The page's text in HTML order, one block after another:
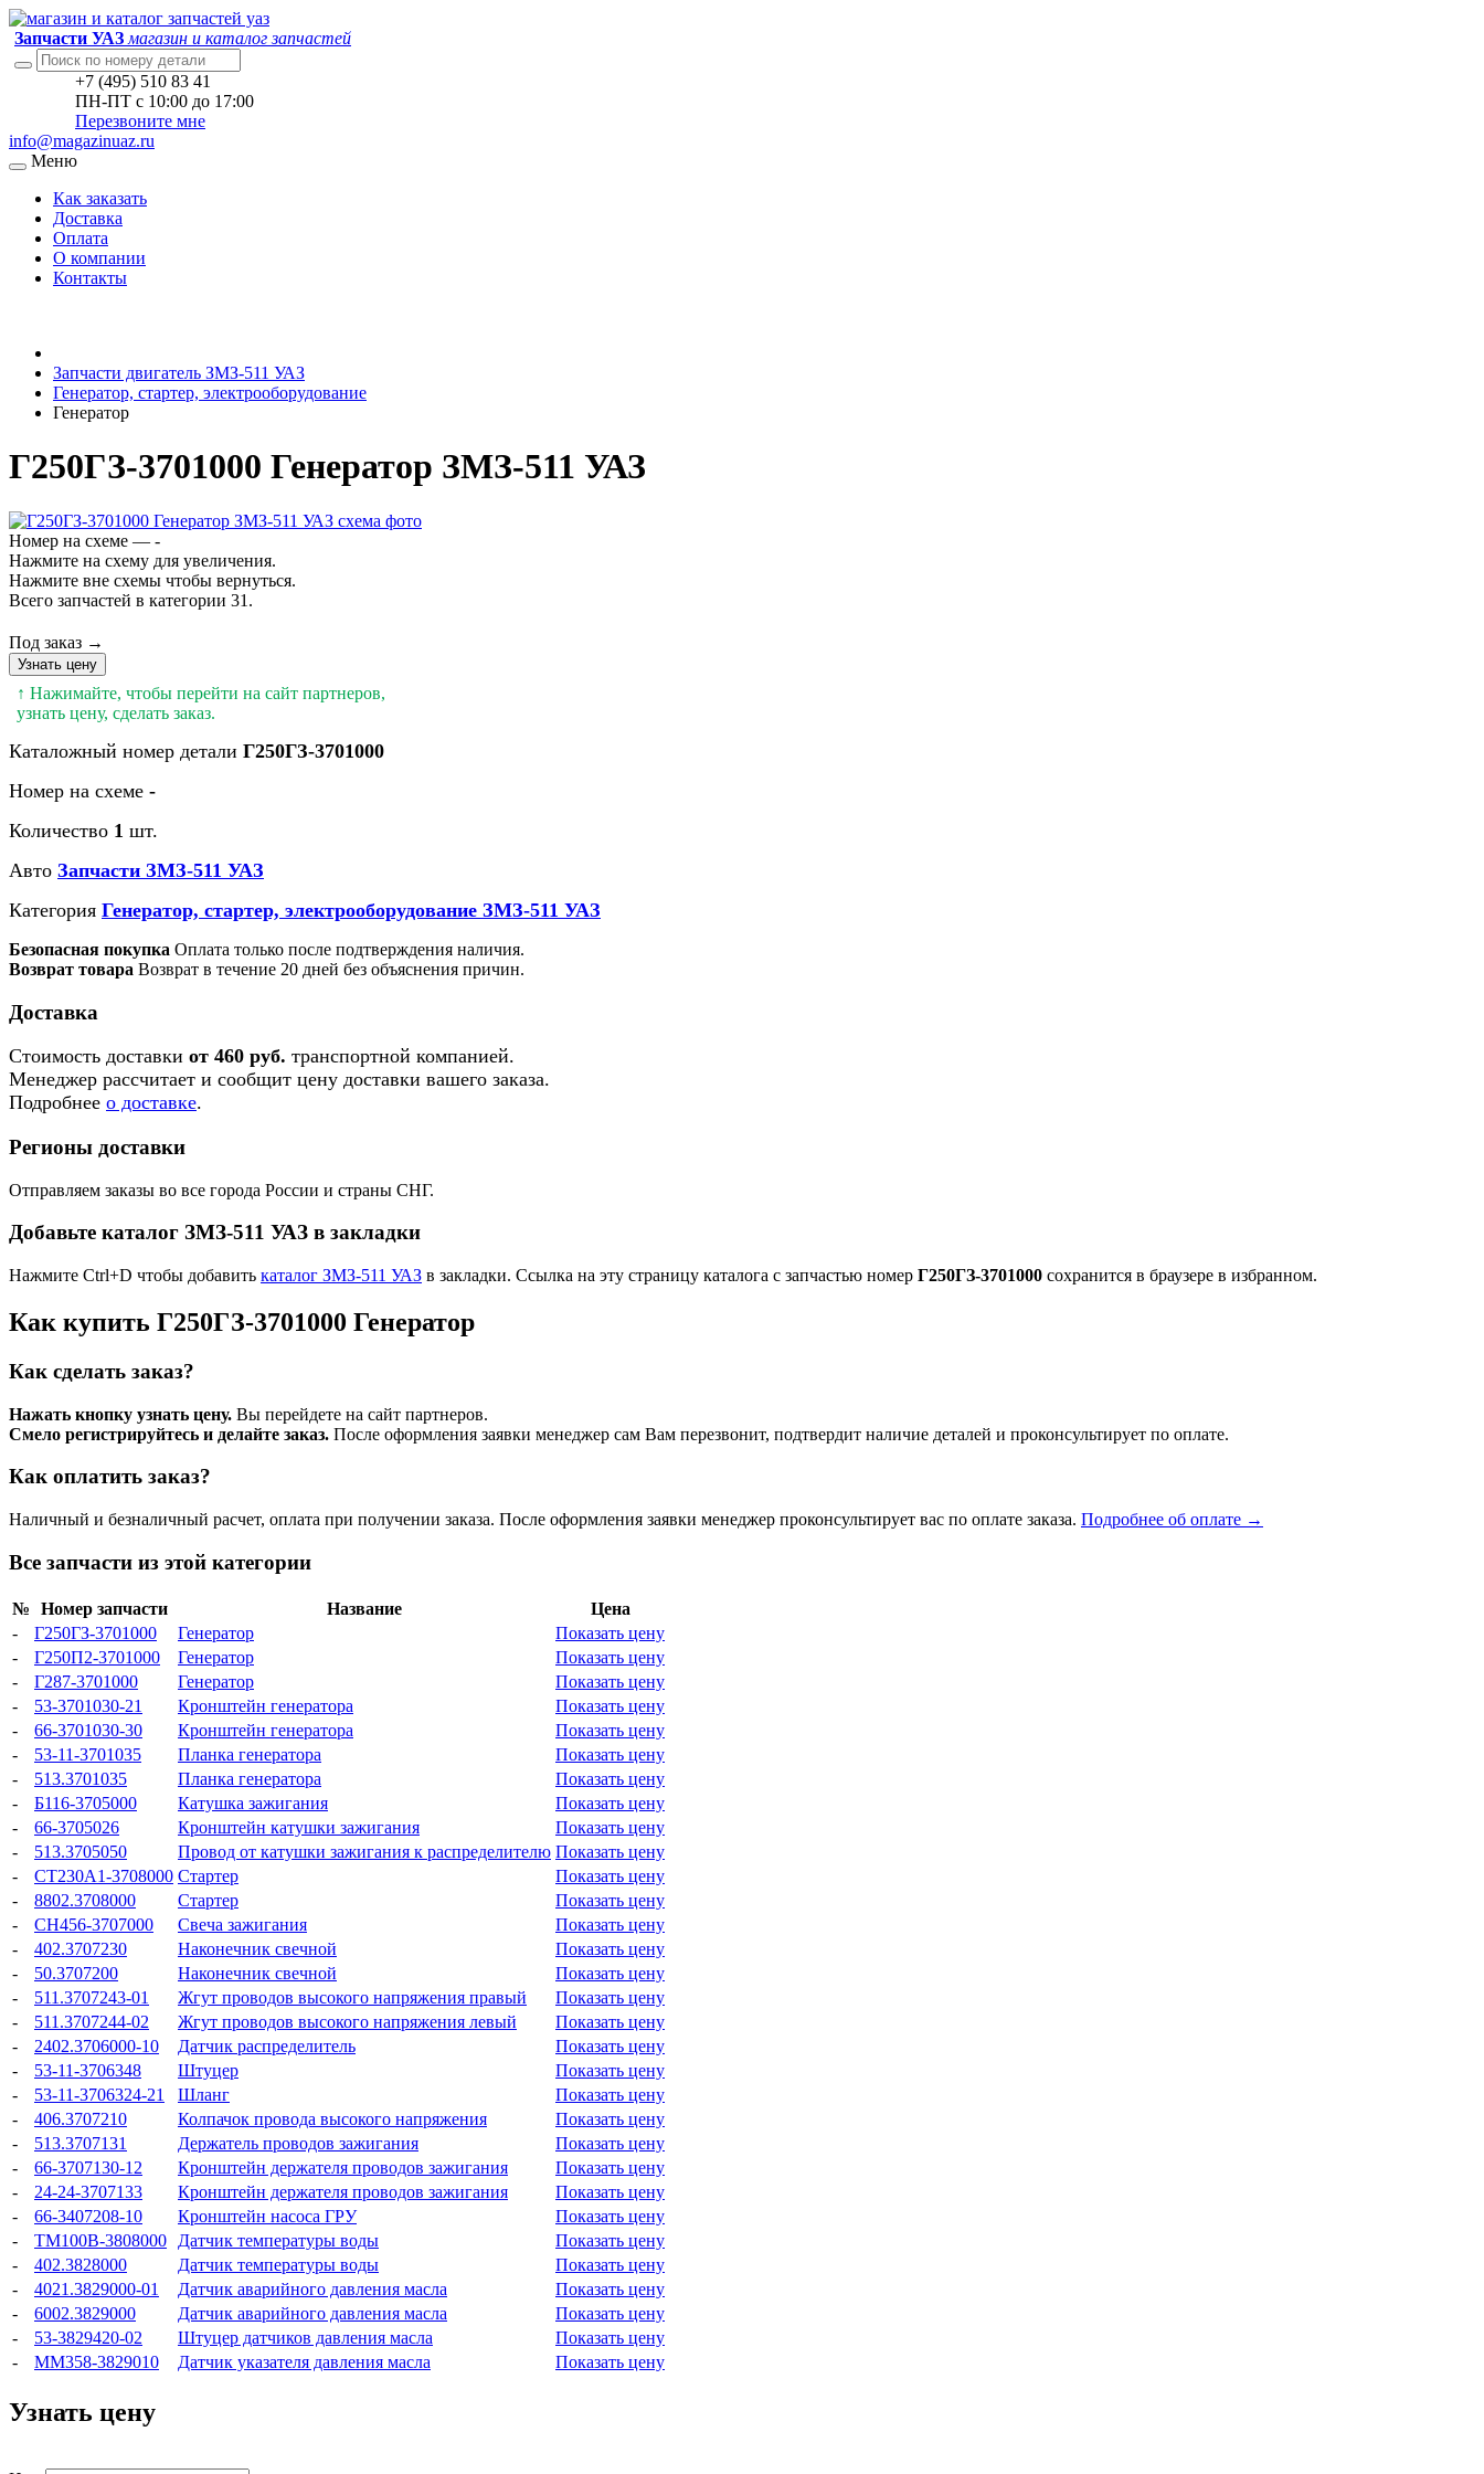
Запчасти УАЗ магазин и каталог запчастей
+7 (495) 510 83 41
ПН-ПТ с 10:00 до 17:00
Перезвоните мне
info@magazinuaz.ru
Меню
Как заказать
Доставка
Оплата
О компании
Контакты
Запчасти двигатель ЗМЗ-511 УАЗ
Генератор, стартер, электрооборудование
Генератор
Г250ГЗ-3701000 Генератор ЗМЗ-511 УАЗ
Номер на схеме — -
Нажмите на схему для увеличения.
Нажмите вне схемы чтобы вернуться.
Всего запчастей в категории 31.
Под заказ →
Узнать цену
↑ Нажимайте, чтобы перейти на сайт партнеров,
узнать цену, сделать заказ.
Каталожный номер детали Г250ГЗ-3701000
Номер на схеме -
Количество 1 шт.
Авто Запчасти ЗМЗ-511 УАЗ
Категория Генератор, стартер, электрооборудование ЗМЗ-511 УАЗ
Безопасная покупка Оплата только после подтверждения наличия.
Возврат товара Возврат в течение 20 дней без объяснения причин.
Доставка
Стоимость доставки от 460 руб. транспортной компанией.
Менеджер рассчитает и сообщит цену доставки вашего заказа.
Подробнее о доставке.
Регионы доставки
Отправляем заказы во все города России и страны СНГ.
Добавьте каталог ЗМЗ-511 УАЗ в закладки
Нажмите Ctrl+D чтобы добавить каталог ЗМЗ-511 УАЗ в закладки. Ссылка на эту страницу каталога с запчастью номер Г250ГЗ-3701000 сохранится в браузере в избранном.
Как купить Г250ГЗ-3701000 Генератор
Как сделать заказ?
Нажать кнопку узнать цену. Вы перейдете на сайт партнеров.
Смело регистрируйтесь и делайте заказ. После оформления заявки менеджер сам Вам перезвонит, подтвердит наличие деталей и проконсультирует по оплате.
Как оплатить заказ?
Наличный и безналичный расчет, оплата при получении заказа. После оформления заявки менеджер проконсультирует вас по оплате заказа. Подробнее об оплате →
Все запчасти из этой категории
№ Номер запчасти Название
Цена
-
Г250ГЗ-3701000 Генератор
Показать цену
-
Г250П2-3701000 Генератор
Показать цену
-
Г287-3701000 Генератор
Показать цену
-
53-3701030-21 Кронштейн генератора
Показать цену
-
66-3701030-30 Кронштейн генератора
Показать цену
-
53-11-3701035 Планка генератора
Показать цену
-
513.3701035 Планка генератора
Показать цену
-
Б116-3705000 Катушка зажигания
Показать цену
-
66-3705026 Кронштейн катушки зажигания
Показать цену
-
513.3705050 Провод от катушки зажигания к распределителю Показать цену
-
СТ230А1-3708000 Стартер
Показать цену
-
8802.3708000 Стартер
Показать цену
-
СН456-3707000 Свеча зажигания
Показать цену
-
402.3707230 Наконечник свечной
Показать цену
-
50.3707200 Наконечник свечной
Показать цену
-
511.3707243-01 Жгут проводов высокого напряжения правый
Показать цену
-
511.3707244-02 Жгут проводов высокого напряжения левый
Показать цену
-
2402.3706000-10 Датчик распределитель
Показать цену
-
53-11-3706348 Штуцер
Показать цену
-
53-11-3706324-21 Шланг
Показать цену
-
406.3707210 Колпачок провода высокого напряжения
Показать цену
-
513.3707131 Держатель проводов зажигания
Показать цену
-
66-3707130-12 Кронштейн держателя проводов зажигания
Показать цену
-
24-24-3707133 Кронштейн держателя проводов зажигания
Показать цену
-
66-3407208-10 Кронштейн насоса ГРУ
Показать цену
-
ТМ100В-3808000 Датчик температуры воды
Показать цену
-
402.3828000 Датчик температуры воды
Показать цену
-
4021.3829000-01 Датчик аварийного давления масла
Показать цену
-
6002.3829000 Датчик аварийного давления масла
Показать цену
-
53-3829420-02 Штуцер датчиков давления масла
Показать цену
-
ММ358-3829010 Датчик указателя давления масла Показать цену
Узнать цену